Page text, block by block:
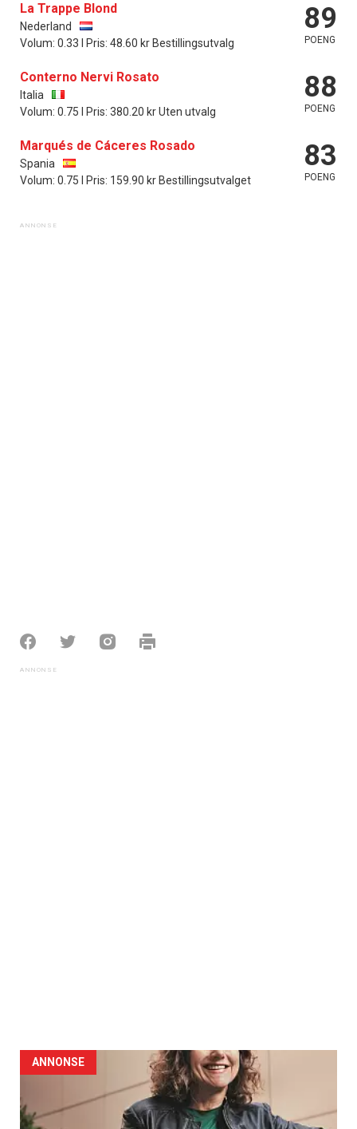
La Trappe Blond
Nederland
Volum: 0.33 l Pris: 48.60 kr Bestillingsutvalg
89
POENG
Conterno Nervi Rosato
Italia
Volum: 0.75 l Pris: 380.20 kr Uten utvalg
88
POENG
Marqués de Cáceres Rosado
Spania
Volum: 0.75 l Pris: 159.90 kr Bestillingsutvalget
83
POENG
ANNONSE